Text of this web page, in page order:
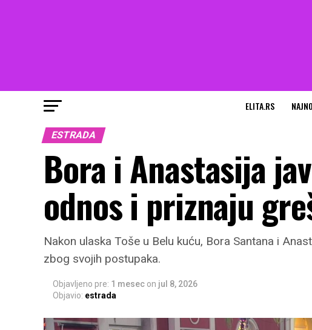
ELITA.RS
ESTRADA
Bora i Anastasija
odnos i priznaju
Nakon ulaska Toše u Belu kuću, Bora Santana i
zbog svojih postupaka.
Objavljeno pre: 1 mesec on jul 8, 2026
Objavio: estrada